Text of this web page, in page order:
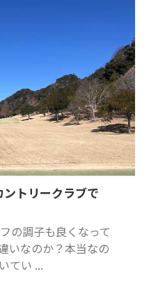
トリークラブで
の調子も良くなって
いなのか？本当なの
てい ...